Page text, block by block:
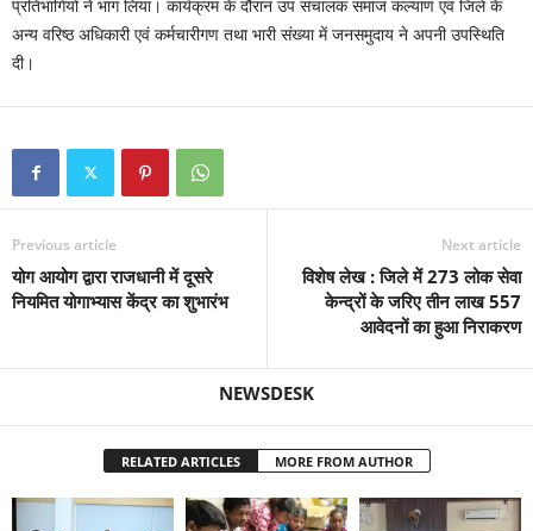
प्रतिभागियों ने भाग लिया। कार्यक्रम के दौरान उप संचालक समाज कल्याण एवं जिले के
अन्य वरिष्ठ अधिकारी एवं कर्मचारीगण तथा भारी संख्या में जनसमुदाय ने अपनी उपस्थिति
दी।
Previous article
योग आयोग द्वारा राजधानी में दूसरे
नियमित योगाभ्यास केंद्र का शुभारंभ
Next article
विशेष लेख : जिले में 273 लोक सेवा
केन्द्रों के जरिए तीन लाख 557
आवेदनों का हुआ निराकरण
NEWSDESK
RELATED ARTICLES MORE FROM AUTHOR